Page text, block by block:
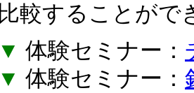
など、全上場銘柄
比較することがで
▼ 体験セミナー：